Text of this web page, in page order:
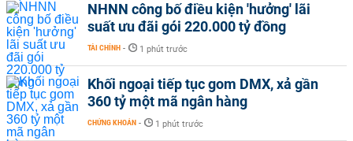
NHNN công bố điều kiện 'hưởng' lãi
suất ưu đãi gói 220.000 tỷ đồng
TÀI CHÍNH - 1 phút trước
Khối ngoại tiếp tục gom DMX, xả gần
360 tỷ một mã ngân hàng
CHỨNG KHOÁN - 1 phút trước